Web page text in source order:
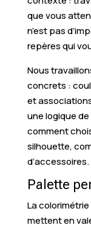
que vous
n’est pas
repères qui
Nous
concrets :
et
une logique
comment
silhouette,
d’accessoires.
Palette
La
mettent en